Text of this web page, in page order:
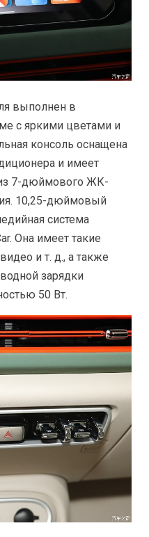
выполнен в
с яркими цветами и
консоль оснащена
и имеет
7-дюймового ЖК-
10,25-дюймовый
система
Она имеет такие
и т. д., а также
зарядки
50 Вт.